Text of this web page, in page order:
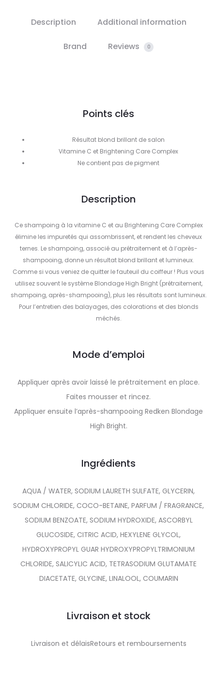
Description Additional information
Brand Reviews 0
Points clés
Résultat blond brillant de salon
Vitamine C et Brightening Care Complex
Ne contient pas de pigment
Description
Ce shampoing à la vitamine C et au Brightening Care Complex
élimine les impuretés qui assombrissent, et rendent les cheveux
ternes. Le shampoing, associé au prétraitement et à l’après-
shampooing, donne un résultat blond brillant et lumineux.
Comme si vous veniez de quitter le fauteuil du coiffeur ! Plus vous
utilisez souvent le système Blondage High Bright (prétraitement,
shampoing, après-shampooing), plus les résultats sont lumineux.
Pour l’entretien des balayages, des colorations et des blonds
méchés.
Mode d’emploi
Appliquer après avoir laissé le prétraitement en place.
Faites mousser et rincez.
Appliquer ensuite l’après-shampooing Redken Blondage
High Bright.
Ingrédients
AQUA / WATER, SODIUM LAURETH SULFATE, GLYCERIN,
SODIUM CHLORIDE, COCO-BETAINE, PARFUM / FRAGRANCE,
SODIUM BENZOATE, SODIUM HYDROXIDE, ASCORBYL
GLUCOSIDE, CITRIC ACID, HEXYLENE GLYCOL,
HYDROXYPROPYL GUAR HYDROXYPROPYLTRIMONIUM
CHLORIDE, SALICYLIC ACID, TETRASODIUM GLUTAMATE
DIACETATE, GLYCINE, LINALOOL, COUMARIN
Livraison et stock
Livraison et délaisRetours et remboursements